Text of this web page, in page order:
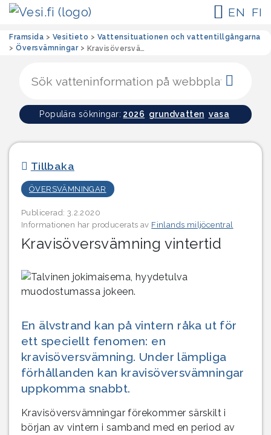
FI
EN
Framsida > Vesitieto > Vattensituationen och vattentillgångarna
> Översvämningar> Kravisöversvämning vintertid
Populära sökningar: 2026 grundvatten vasa
Tillbaka
ÖVERSVÄMNINGAR
Publicerad: 3.2.2020
Informationen har producerats av Finlands miljöcentral
Kravisöversvämning vintertid
En älvstrand kan på vintern råka ut för
ett speciellt fenomen: en
kravisöversvämning. Under lämpliga
förhållanden kan kravisöversvämningar
uppkomma snabbt.
Kravisöversvämningar förekommer särskilt i
början av vintern i samband med en period av